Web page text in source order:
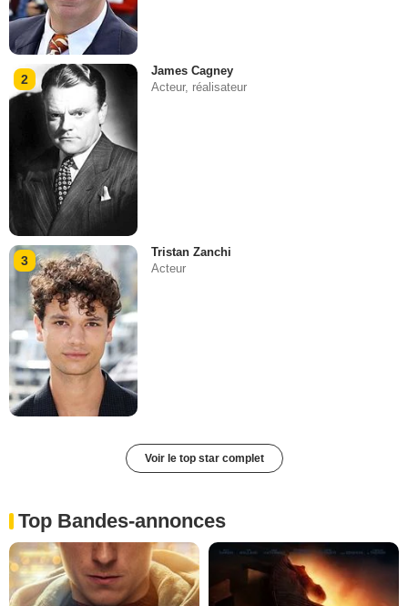
2
James Cagney
Acteur, réalisateur
3
Tristan Zanchi
Acteur
Voir le top star complet
Top Bandes-annonces